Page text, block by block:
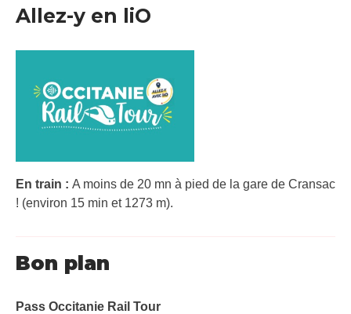
Allez-y en liO
En train : A moins de 20 mn à pied de la gare de Cransac
! (environ 15 min et 1273 m).
Bon plan
Pass Occitanie Rail Tour​